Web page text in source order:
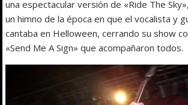
una espectacular versión de «Ride The
un himno de la época en que el vocalista y
cantaba en Helloween, cerrando su show
«Send Me A Sign» que acompañaron todos.